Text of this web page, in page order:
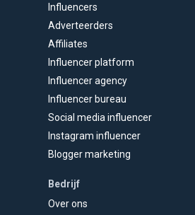
Influencers
Adverteerders
Affiliates
Influencer platform
Influencer agency
Influencer bureau
Social media influencer
Instagram influencer
Blogger marketing
Bedrijf
Over ons